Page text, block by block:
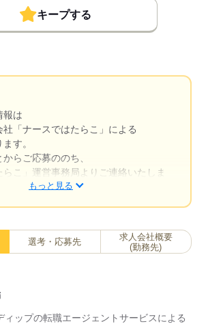
キープする
報は
「ナースではたらこ」による
す。
らご応募ののち、
らこ」運営事務局よりご連絡いたしま
さんの転職を専任の
イザーが入職まで無料でサポートいた
情報の中からぴったりな求人をご紹
もっと見る
選考・応募先
求人会社概要
(勤務先)
ップの転職エージェントサービスによる